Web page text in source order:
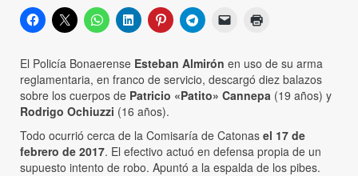
El Policía Bonaerense Esteban Almirón en uso de su arma
reglamentaria, en franco de servicio, descargó diez balazos
sobre los cuerpos de Patricio «Patito» Cannepa (19 años) y
Rodrigo Ochiuzzi (16 años).
Todo ocurrió cerca de la Comisaría de Catonas el 17 de
febrero de 2017. El efectivo actuó en defensa propia de un
supuesto intento de robo. Apuntó a la espalda de los pibes.